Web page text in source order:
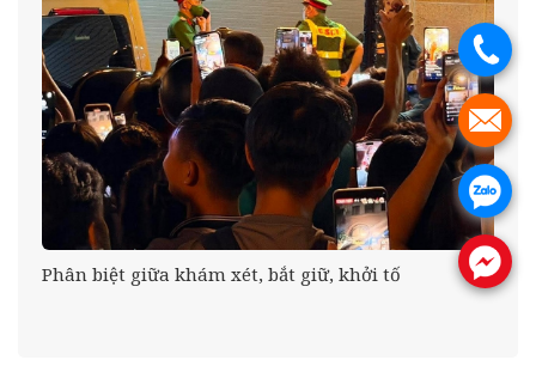
Phân biệt giữa khám xét, bắt giữ, khởi tố
.
.
.
.